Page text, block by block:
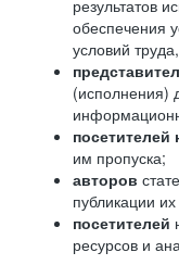
результатов
обеспечения
условий
(исполнения)
им пропуска;
авторов
публикации
посетителей
ресурсов и